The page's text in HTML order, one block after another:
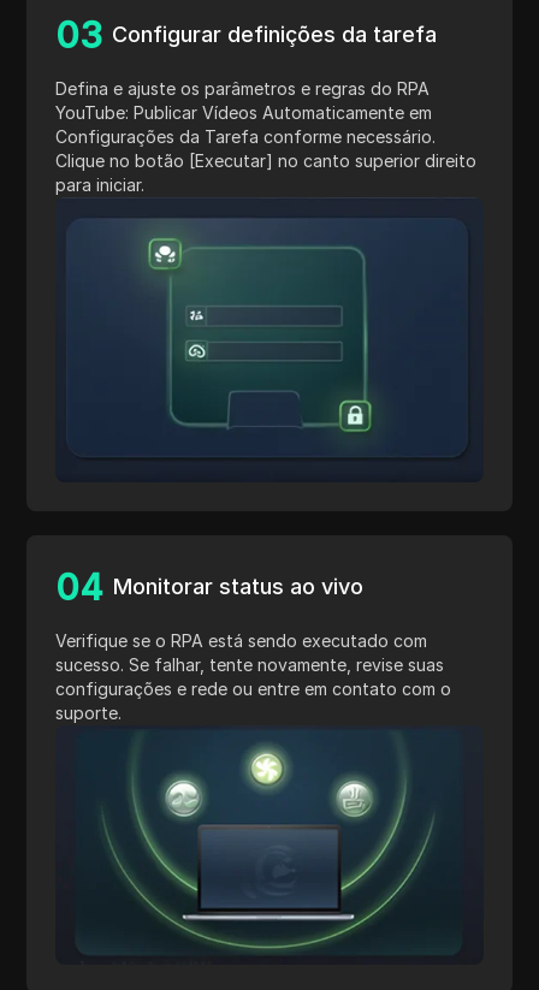
03 Configurar definições da tarefa
Defina e ajuste os parâmetros e regras do RPA
YouTube: Publicar Vídeos Automaticamente em
Configurações da Tarefa conforme necessário.
Clique no botão [Executar] no canto superior direito
para iniciar.
04 Monitorar status ao vivo
Verifique se o RPA está sendo executado com
sucesso. Se falhar, tente novamente, revise suas
configurações e rede ou entre em contato com o
suporte.